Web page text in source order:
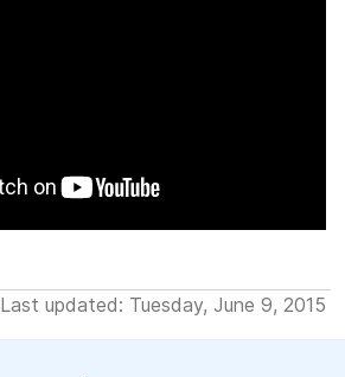
Last updated: Tuesday, June 9, 2015